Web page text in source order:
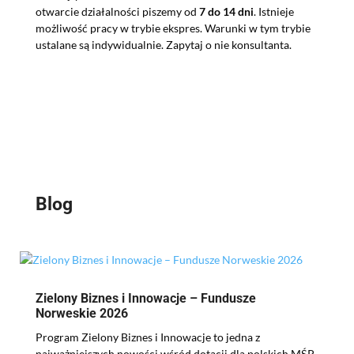
otwarcie działalności piszemy od 7 do 14 dni. Istnieje
możliwość pracy w trybie ekspres. Warunki w tym trybie
ustalane są indywidualnie. Zapytaj o nie konsultanta.
Blog
Zielony Biznes i Innowacje – Fundusze
Norweskie 2026
Program Zielony Biznes i Innowacje to jedna z